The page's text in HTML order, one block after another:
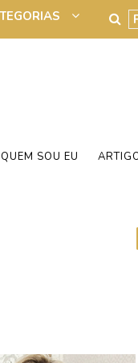
QUEM SOU EU